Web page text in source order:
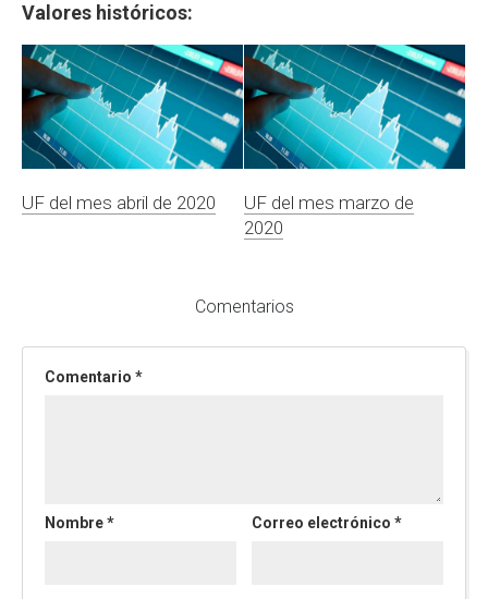
Valores históricos:
UF del mes abril de 2020
UF del mes marzo de
2020
Comentarios
Comentario *
Nombre* Correo electrónico*